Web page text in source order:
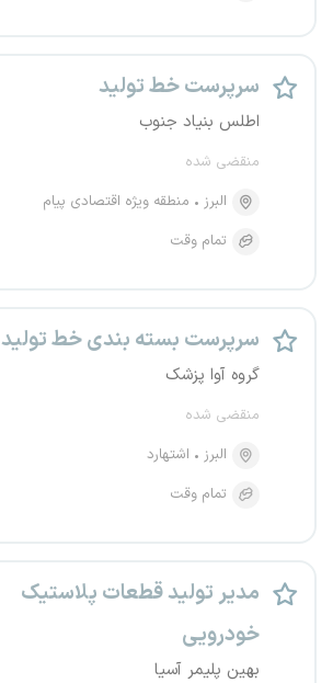
سرپرست خط تولید
اطلس بنیاد جنوب
منقضی شده
البرز
منطقه ویژه اقتصادی پیام
تمام وقت
سرپرست بسته بندی خط تولید
گروه آوا پزشک
منقضی شده
البرز
اشتهارد
تمام وقت
مدیر تولید قطعات پلاستیک
خودرویی
بهین پلیمر آسیا